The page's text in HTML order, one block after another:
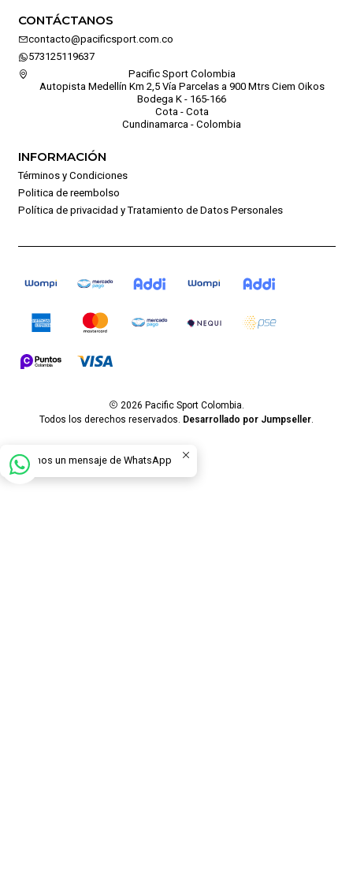
CONTÁCTANOS
contacto@pacificsport.com.co
573125119637
Pacific Sport Colombia
Autopista Medellín Km 2,5 Vía Parcelas a 900 Mtrs Ciem Oikos
Bodega K - 165-166
Cota - Cota
Cundinamarca - Colombia
INFORMACIÓN
Términos y Condiciones
Politica de reembolso
Política de privacidad y Tratamiento de Datos Personales
2026 Pacific Sport Colombia.
Todos los derechos reservados. Desarrollado por Jumpseller.
Envíanos un mensaje de WhatsApp